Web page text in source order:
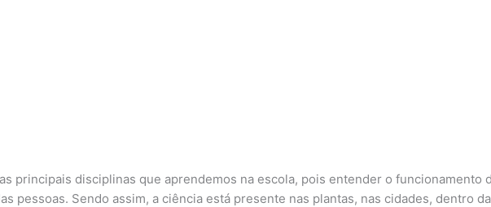
principais disciplinas que aprendemos na escola, pois entender o funcionamento
pessoas. Sendo assim, a ciência está presente nas plantas, nas cidades, dentro